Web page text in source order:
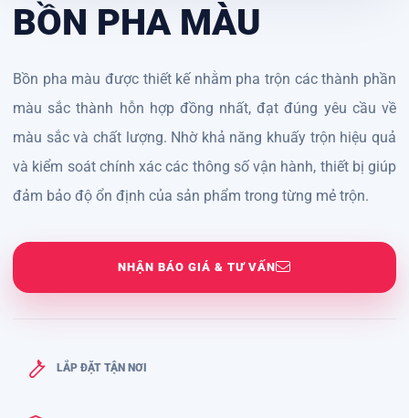
BỒN PHA MÀU
Bồn pha màu được thiết kế nhằm pha trộn các thành phần
màu sắc thành hỗn hợp đồng nhất, đạt đúng yêu cầu về
màu sắc và chất lượng. Nhờ khả năng khuấy trộn hiệu quả
và kiểm soát chính xác các thông số vận hành, thiết bị giúp
đảm bảo độ ổn định của sản phẩm trong từng mẻ trộn.
NHẬN BÁO GIÁ & TƯ VẤN
LẮP ĐẶT TẬN NƠI